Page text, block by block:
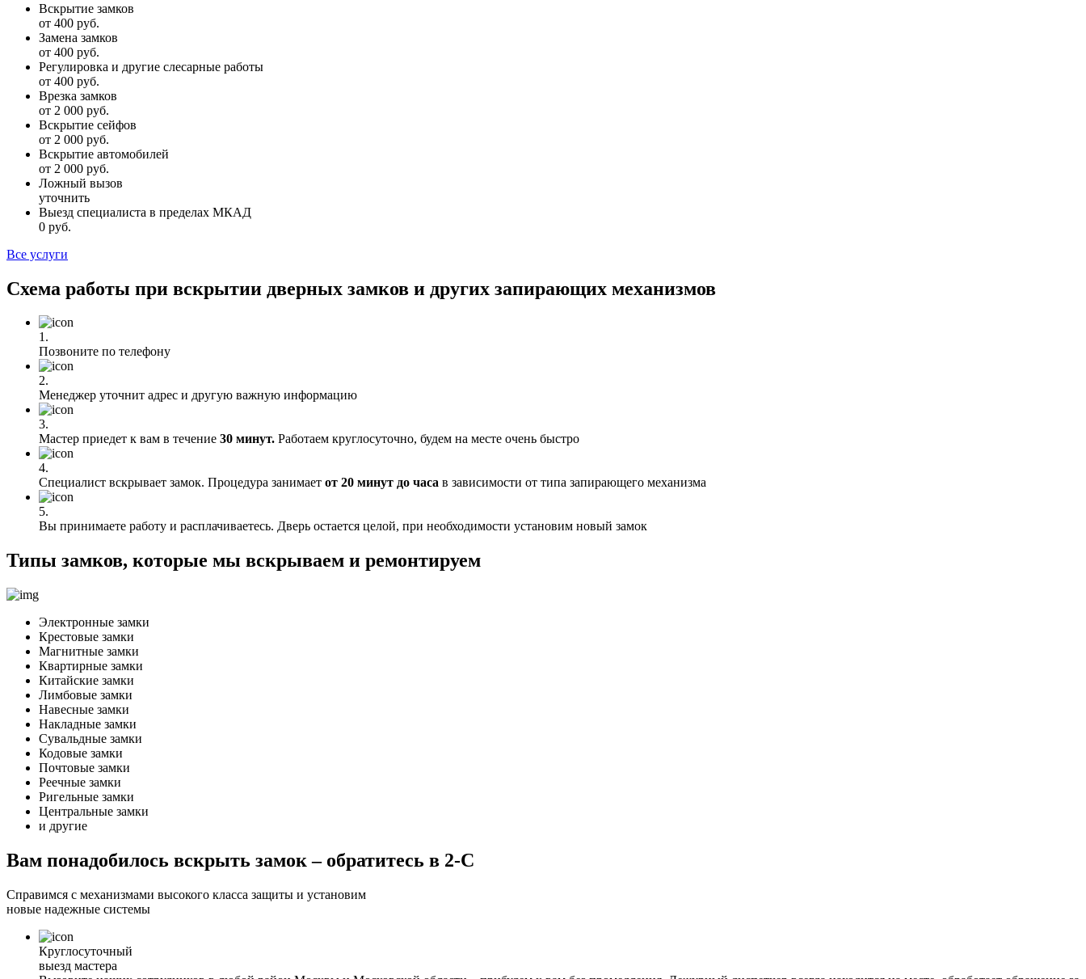
Вскрытие замков
от 400 руб.
Замена замков
от 400 руб.
Регулировка и другие слесарные работы
от 400 руб.
Врезка замков
от 2 000 руб.
Вскрытие сейфов
от 2 000 руб.
Вскрытие автомобилей
от 2 000 руб.
Ложный вызов
уточнить
Выезд специалиста в пределах МКАД
0 руб.
Все услуги
Схема работы при вскрытии дверных замков и других запирающих механизмов
1.
Позвоните по телефону
2.
Менеджер уточнит адрес и другую важную информацию
3.
Мастер приедет к вам в течение 30 минут. Работаем круглосуточно, будем на месте очень быстро
4.
Специалист вскрывает замок. Процедура занимает от 20 минут до часа в зависимости от типа запирающего механизма
5.
Вы принимаете работу и расплачиваетесь. Дверь остается целой, при необходимости установим новый замок
Типы замков, которые мы вскрываем и ремонтируем
Электронные замки
Крестовые замки
Магнитные замки
Квартирные замки
Китайские замки
Лимбовые замки
Навесные замки
Накладные замки
Сувальдные замки
Кодовые замки
Почтовые замки
Реечные замки
Ригельные замки
Центральные замки
и другие
Вам понадобилось вскрыть замок – обратитесь в 2-С
Справимся с механизмами высокого класса защиты и установим
новые надежные системы
Круглосуточный
выезд мастера